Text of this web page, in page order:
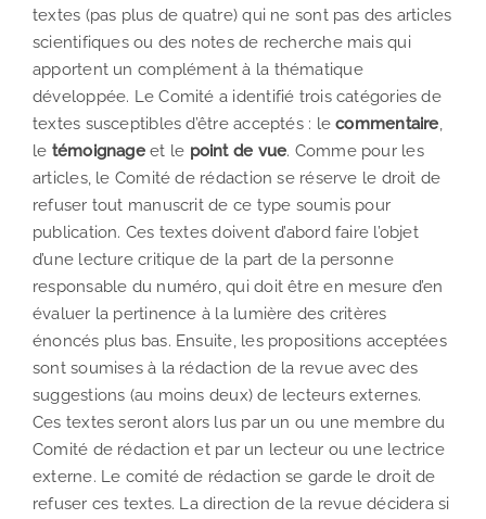
textes (pas plus de quatre) qui ne sont pas des articles
scientifiques ou des notes de recherche mais qui
apportent un complément à la thématique
développée. Le Comité a identifié trois catégories de
textes susceptibles d’être acceptés : lecommentaire,
le témoignageet le point de vue. Comme pour les
articles, le Comité de rédaction se réserve le droit de
refuser tout manuscrit de ce type soumis pour
publication. Ces textes doivent d’abord faire l’objet
d’une lecture critique de la part de la personne
responsable du numéro, qui doit être en mesure d’en
évaluer la pertinence à la lumière des critères
énoncés plus bas. Ensuite, les propositions acceptées
sont soumises à la rédaction de la revue avec des
suggestions (au moins deux) de lecteurs externes.
Ces textes seront alors lus par un ou une membre du
Comité de rédaction et par un lecteur ou une lectrice
externe. Le comité de rédaction se garde le droit de
refuser ces textes. La direction de la revue décidera si